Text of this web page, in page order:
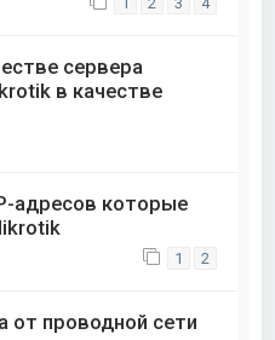
сервера
в качестве
адресов которые
1 2
от проводной сети